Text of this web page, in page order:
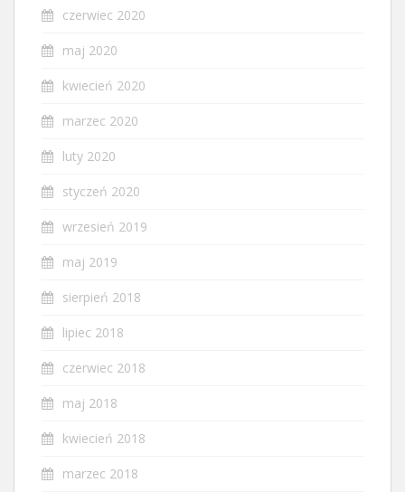
czerwiec 2020
maj 2020
kwiecień 2020
marzec 2020
luty 2020
styczeń 2020
wrzesień 2019
maj 2019
sierpień 2018
lipiec 2018
czerwiec 2018
maj 2018
kwiecień 2018
marzec 2018